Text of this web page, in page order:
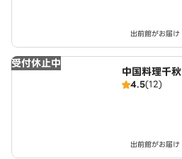
出前館がお届け
受付休止中
中国料理千秋
4.5(12)
出前館がお届け